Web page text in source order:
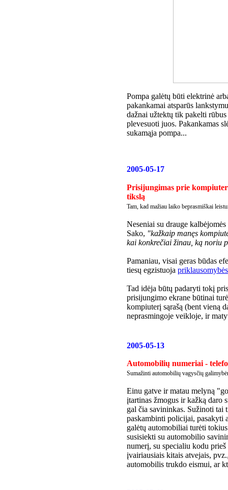
Pompa galėtų būti elektrinė
pakankamai atsparūs
dažnai užtektų tik pakelti
plevesuoti juos. Pakankamas
sukamąja pompa...
2005-05-17
Prisijungimas prie
tikslą
Tam, kad mažiau laiko beprasmiškai
Neseniai su drauge
Sako, "kažkaip manęs
kai konkrečiai žinau, ką noriu
Pamaniau, visai geras būdas
tiesų egzistuoja
Tad idėja būtų padaryti tokį
prisijungimo ekrane būtinai
kompiuterį sąrašą (bent vieną
neprasmingoje veikloje, ir
2005-05-13
Automobilių numeriai -
Sumažinti automobilių vagysčių
Einu gatve ir matau melyną
įtartinas žmogus ir kažką daro
gal čia savininkas. Sužinoti
paskambinti policijai, pasakyti
galėtų automobiliai turėti
susisiekti su automobilio
numerį, su specialiu kodu
įvairiausiais kitais atvejais,
automobilis trukdo eismui, ar